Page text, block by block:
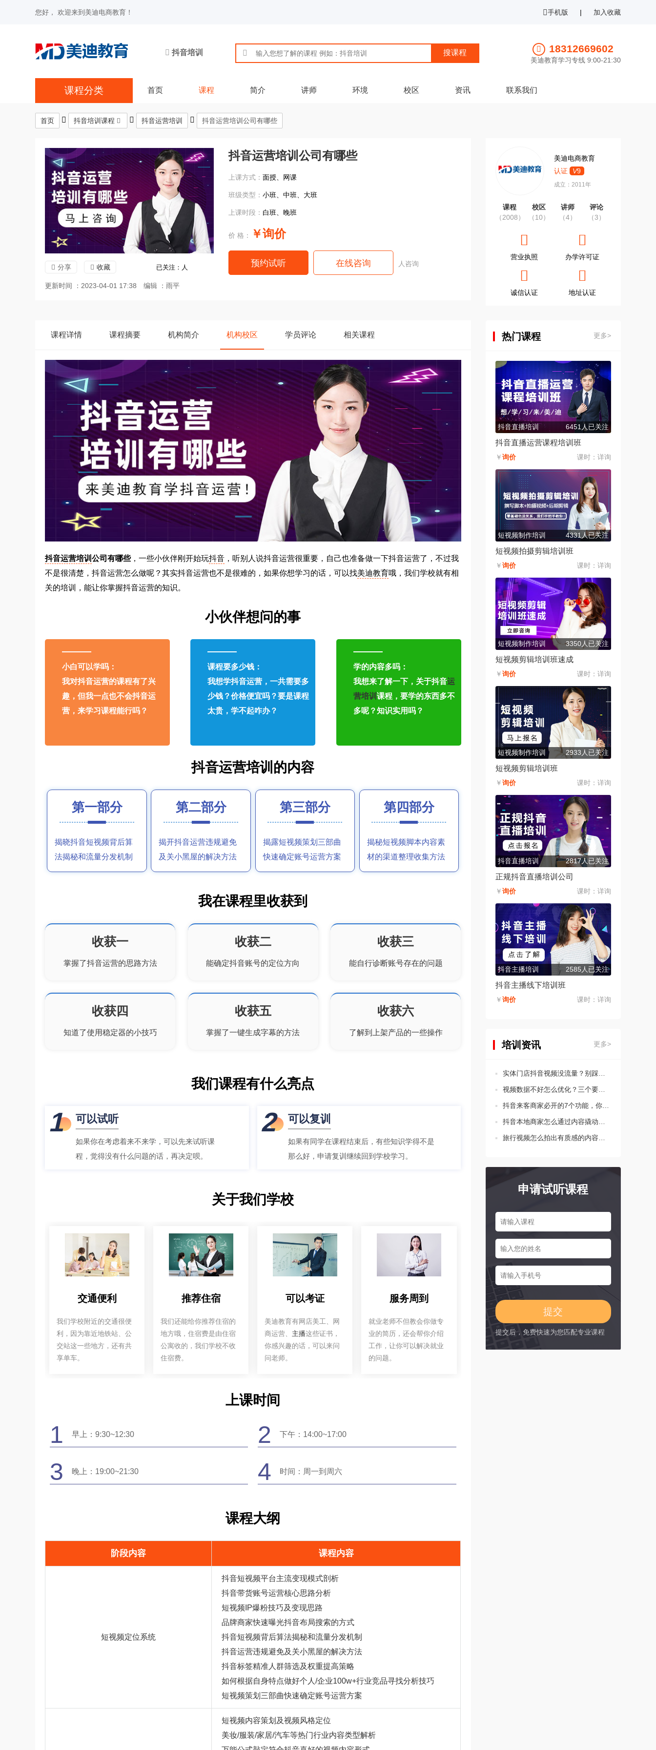
您好， 欢迎来到美迪电商教育！ 手机版 | 加入收藏
抖音培训 18312669602
美迪教育学习专线 9:00-21:30
课程分类 首页 课程 简介 讲师 环境 校区 资讯 联系我们
首页 抖音培训课程 抖音运营培训 抖音运营培训公司有哪些
分享 收藏 已关注： 人
更新时间 ：2023-04-01 17:38 编辑 ：雨平
抖音运营培训公司有哪些
上课方式：面授、网课
班级类型：小班、中班、大班
上课时段： 白班、晚班
价 格： ￥询价
预约试听 在线咨询 人咨询
美迪电商教育
认证
V9
成立：2011年
课程
（2008）
校区
（10）
讲师
（4）
评论
（3）
营业执照 办学许可证
诚信认证 地址认证
课程详情 课程摘要 机构简介 机构校区 学员评论 相关课程
抖音运营培训 公司有哪些，一些小伙伴刚开始玩抖音 ，听别人说抖音运营很重要，自己也准备做一下抖音运营了，不过我
不是很清楚，抖音运营怎么做呢？其实抖音运营也不是很难的，如果你想学习的话，可以找美迪教育哦，我们学校就有相
关的培训，能让你掌握抖音运营的知识。
小伙伴想问的事
小白可以学吗：
我对抖音运营的课程有了兴
趣，但我一点也不会抖音运
营，来学习课程能行吗？
课程要多少钱：
我想学抖音运营，一共需要多
少钱？价格便宜吗？要是课程
太贵，学不起咋办？
学的内容多吗：
我想来了解一下，关于抖音运
营培训 课程，要学的东西多不
多呢？知识实用吗？
抖音运营培训的内容
第一部分
揭晓抖音短视频背后算
法揭秘和流量分发机制
第二部分
揭开抖音运营违规避免
及关小黑屋的解决方法
第三部分
揭露短视频策划三部曲
快速确定账号运营方案
第四部分
揭秘短视频脚本内容素
材的渠道整理收集方法
我在课程里收获到
收获一
掌握了抖音运营的思路方法
收获二
能确定抖音账号的定位方向
收获三
能自行诊断账号存在的问题
收获四
知道了使用稳定器的小技巧
收获五
掌握了一键生成字幕的方法
收获六
了解到上架产品的一些操作
我们课程有什么亮点
1 可以试听
如果你在考虑着来不来学，可以先来试听课
程，觉得没有什么问题的话，再决定呗。
2 可以复训
如果有同学在课程结束后，有些知识学得不是
那么好，申请复训继续回到学校学习。
关于我们学校
交通便利
我们学校附近的交通很便
利，因为靠近地铁站、公
交站这一些地方，还有共
享单车。
推荐住宿
我们还能给你推荐住宿的
地方哦，住宿费是由住宿
公寓收的，我们学校不收
住宿费。
可以考证
美迪教育有网店美工、网
商运营、 主播这些证书，
你感兴趣的话，可以来问
问老师。
服务周到
就业老师不但教会你做专
业的简历，还会帮你介绍
工作，让你可以解决就业
的问题。
上课时间
1 早上：9:30~12:30 2 下午：14:00~17:00
3 晚上：19:00~21:30 4 时间：周一到周六
课程大纲
阶段内容 课程内容
短视频定位系统
抖音短视频平台主流变现模式剖析
抖音带货账号运营核心思路分析
短视频IP爆粉技巧及变现思路
品牌商家快速曝光抖音布局搜索的方式
抖音短视频背后算法揭秘和流量分发机制
抖音运营违规避免及关小黑屋的解决方法
抖音标签精准人群筛选及权重提高策略
如何根据自身特点做好个人/企业100w+行业竞品寻找分析技巧
短视频策划三部曲快速确定账号运营方案
短视频内容策划及视频风格定位
美妆/服装/家居/汽车等热门行业内容类型解析
热门课程 更多>
抖音直播培训 6451人已关注
抖音直播运营课程培训班
￥询价 课时： 详询
短视频制作培训 4331人已关注
短视频拍摄剪辑培训班
￥询价 课时： 详询
短视频制作培训 3350人已关注
短视频剪辑培训班速成
￥询价 课时： 详询
短视频制作培训 2933人已关注
短视频剪辑培训班
￥询价 课时： 详询
抖音直播培训 2817人已关注
正规抖音直播培训公司
￥询价 课时： 详询
抖音主播培训 2585人已关注
抖音主播线下培训班
￥询价 课时： 详询
培训资讯 更多>
实体门店抖音视频没流量？别踩这5个违规坑！
视频数据不好怎么优化？三个要点教会你分析思路！
抖音来客商家必开的7个功能，你都设置了吗？
抖音本地商家怎么通过内容撬动生意增长？这三点要知道！
旅行视频怎么拍出有质感的内容？新手必学的三个技巧
申请试听课程
提交后，免费快速为您匹配专业课程